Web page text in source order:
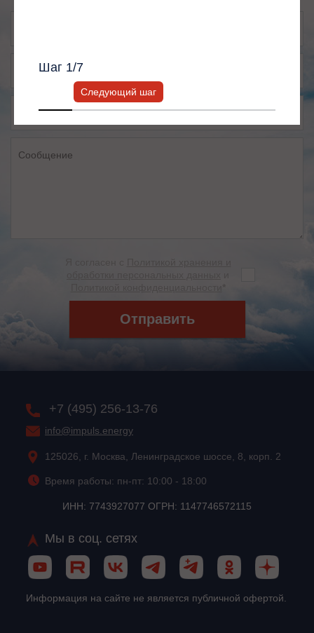
Отправить
+7 (495) 256-13-76
info@impuls.energy
125026, г. Москва, Ленинградское шоссе, 8, корп. 2
Время работы: пн-пт: 10:00 - 18:00
ИНН: 7743927077 ОГРН: 1147746572115
Мы в соц. сетях
Информация на сайте не является публичной офертой.
Шаг 1/7
Следующий шаг